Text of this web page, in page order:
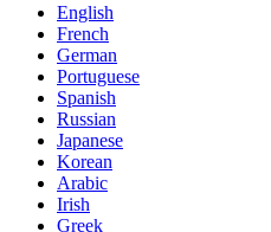
English
French
German
Portuguese
Spanish
Russian
Japanese
Korean
Arabic
Irish
Greek